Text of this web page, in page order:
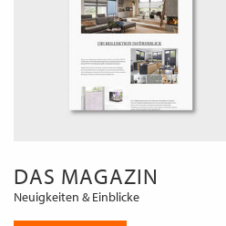
DAS MAGAZIN
Neuigkeiten & Einblicke